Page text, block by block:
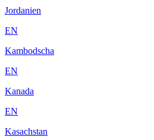
Jordanien
EN
Kambodscha
EN
Kanada
EN
Kasachstan